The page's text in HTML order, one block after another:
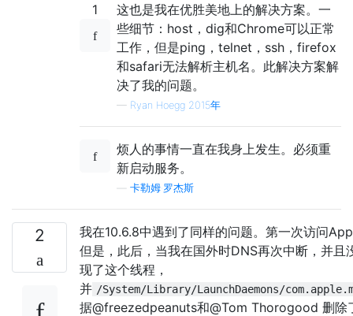
1
这也是我在优胜美地上的解决方案。一
些细节：host，dig和Chrome可以正常
工作，但是ping，telnet，ssh，firefox
和safari无法解析主机名。此解决方案解
决了我的问题。
— Ryan Hoegg 2015年
烦人的事情一直在我身上发生。必须重
新启动服务。
卡勒姆·罗杰斯
2
我在10.6.8中遇到了同样的问题。第一次访问
但是，此后，当我在国外时DNS再次中断，并且
现了这个线程，
并 /System/Library/LaunchDaemons/
据@freezedpeanuts和@Tom Thorogood 删除